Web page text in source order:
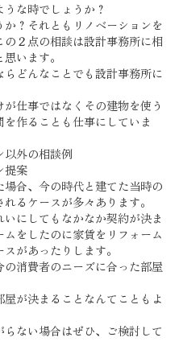
な時でしょうか？
？それともリノベーションを
２点の相談は設計事務所に相
います。
どんなことでも設計事務所に
仕事ではなくその建物を使う
作ることも仕事にしていま
以外の相談例
提案
合、今の時代と建てた当時の
るケースが多々あります。
にしてもなかなか契約が決ま
をしたのに家賃をリフォーム
があったりします。
消費者のニーズに合った部屋
が決まることなんてこともよ
ない場合はぜひ、ご検討して